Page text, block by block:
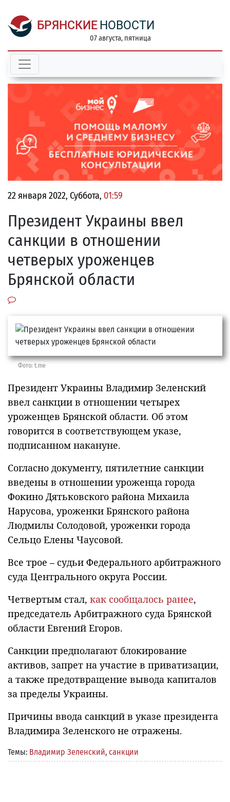
БРЯНСКИЕ НОВОСТИ
07 августа, пятница
22 января 2022, Суббота, 01:59
Президент Украины ввел
санкции в отношении
четверых уроженцев
Брянской области
Фото: t.me
Президент Украины Владимир Зеленский
ввел санкции в отношении четырех
уроженцев Брянской области. Об этом
говорится в соответствующем указе,
подписанном накануне.
Согласно документу, пятилетние санкции
введены в отношении уроженца города
Фокино Дятьковского района Михаила
Нарусова, уроженки Брянского района
Людмилы Солодовой, уроженки города
Сельцо Елены Чаусовой.
Все трое – судьи Федерального арбитражного
суда Центрального округа России.
Четвертым стал, как сообщалось ранее,
председатель Арбитражного суда Брянской
области Евгений Егоров.
Санкции предполагают блокирование
активов, запрет на участие в приватизации,
а также предотвращение вывода капиталов
за пределы Украины.
Причины ввода санкций в указе президента
Владимира Зеленского не отражены.
Темы: Владимир Зеленский, санкции